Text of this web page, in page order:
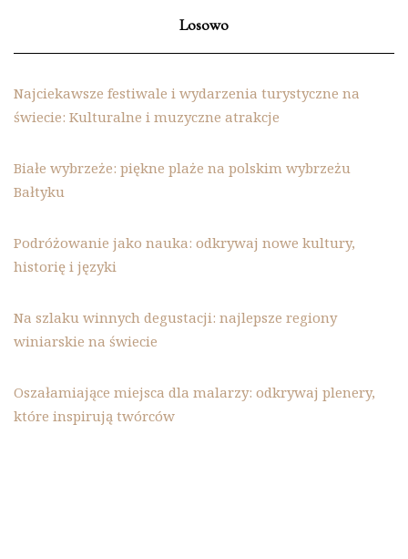
Losowo
Najciekawsze festiwale i wydarzenia turystyczne na
świecie: Kulturalne i muzyczne atrakcje
Białe wybrzeże: piękne plaże na polskim wybrzeżu
Bałtyku
Podróżowanie jako nauka: odkrywaj nowe kultury,
historię i języki
Na szlaku winnych degustacji: najlepsze regiony
winiarskie na świecie
Oszałamiające miejsca dla malarzy: odkrywaj plenery,
które inspirują twórców